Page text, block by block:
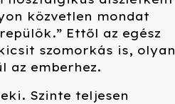
közvetlen mondat
Ettől az egész
szomorkás is, olyan
az emberhez.
Szinte teljesen